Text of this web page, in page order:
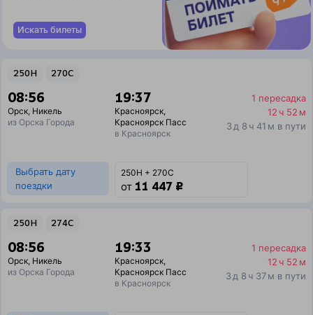
Искать билеты
250Н 270С
08:56
Орск, Никель
из Орска Города
19:37
Красноярск,
Красноярск Пасс
в Красноярск
1 пересадка
12 ч 52 м
3 д 8 ч 41 м в пути
Выбрать дату
поездки
250Н + 270С
от 11 447 ₽
250Н 274С
08:56
Орск, Никель
из Орска Города
19:33
Красноярск,
Красноярск Пасс
в Красноярск
1 пересадка
12 ч 52 м
3 д 8 ч 37 м в пути